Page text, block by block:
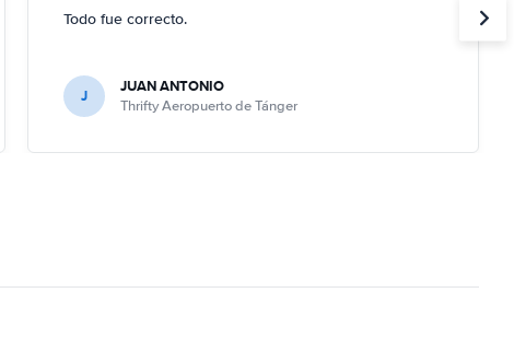
Todo fue correcto.
J JUAN ANTONIO
Thrifty Aeropuerto de Tánger